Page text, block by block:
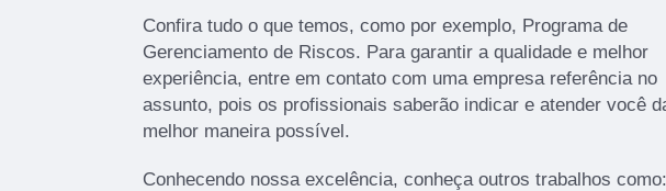
Confira tudo o que temos, como por exemplo, Programa de
Gerenciamento de Riscos. Para garantir a qualidade e melhor
experiência, entre em contato com uma empresa referência no
assunto, pois os profissionais saberão indicar e atender você
melhor maneira possível.
Conhecendo nossa excelência, conheça outros trabalhos como: